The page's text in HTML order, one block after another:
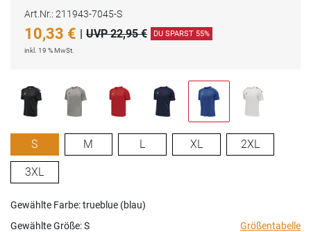
Art.Nr.: 211943-7045-S
10,33 € | UVP 22,95 € DU SPARST 55%
inkl. 19 % MwSt.
S M L XL 2XL
3XL
Gewählte Farbe: trueblue (blau)
Gewählte Größe:S Größentabelle